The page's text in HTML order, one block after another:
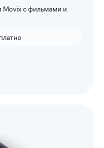
Movix с фильмами и